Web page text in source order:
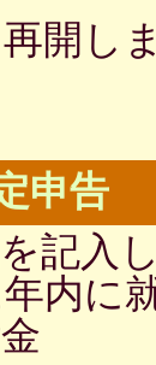
開し
申告
記入
内に